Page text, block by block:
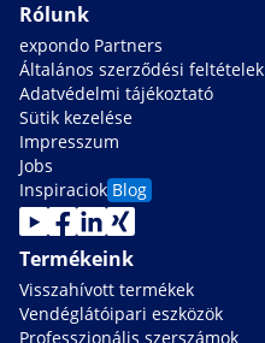
Rólunk
expondo Partners
Általános szerződési feltételek
Adatvédelmi tájékoztató
Sütik kezelése
Impresszum
Jobs
Inspiraciok Blog
Termékeink
Visszahívott termékek
Vendéglátóipari eszközök
Professzionális szerszámok